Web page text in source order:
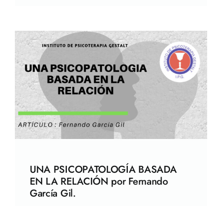
UNA PSICOPATOLOGÍA BASADA
EN LA RELACIÓN por Fernando
García Gil.